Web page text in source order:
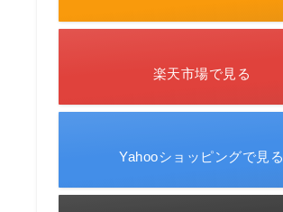
楽天市場で見る
Yahooショッピングで見る